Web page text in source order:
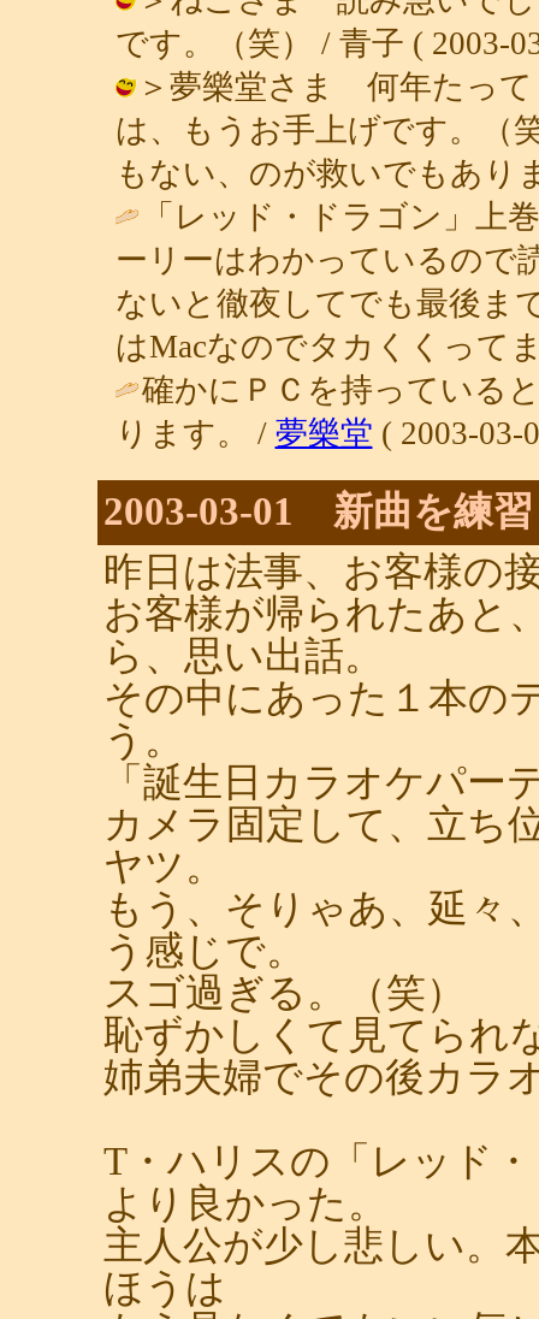
です。（笑） / 青子 ( 2003-
＞夢樂堂さま 何年たって
は、もうお手上げです。（
もない、のが救いでもあり
「レッド・ドラゴン」上
ーリーはわかっているので
ないと徹夜してでも最後
はMacなのでタカくくって
確かにＰＣを持っている
ります。 / 夢樂堂 ( 2003-03-
2003-03-01 新曲を練
昨日は法事、お客様の
お客様が帰られたあと
ら、思い出話。
その中にあった１本の
う。
「誕生日カラオケパー
カメラ固定して、立ち
ヤツ。
もう、そりゃあ、延々
う感じで。
スゴ過ぎる。（笑）
恥ずかしくて見てられ
姉弟夫婦でその後カラ
T・ハリスの「レッド
より良かった。
主人公が少し悲しい。
ほうは